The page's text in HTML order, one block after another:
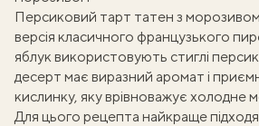
Персиковий тарт татен з
версія класичного французького
яблук використовують стиглі
десерт має виразний аромат і
кислинку, яку врівноважує холодне
Для цього рецепта найкраще